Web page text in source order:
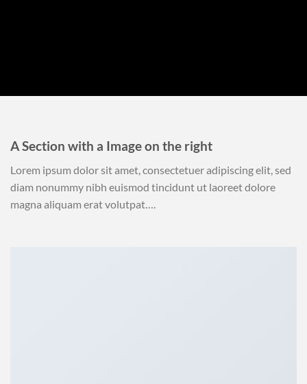
A Section with a Image on the right
Lorem ipsum dolor sit amet, consectetuer adipiscing elit, sed
diam nonummy nibh euismod tincidunt ut laoreet dolore
magna aliquam erat volutpat….